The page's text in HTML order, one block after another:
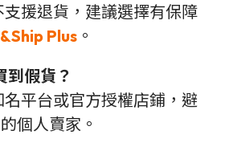
援退貨，建議選擇有保障
Plus 。
到假貨？
平台或官方授權店鋪，避
個人賣家。